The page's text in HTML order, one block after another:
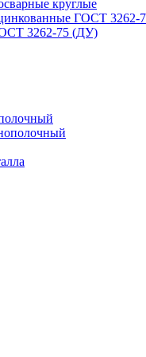
круглые
ГОСТ 3262-
3262-75 (ДУ)